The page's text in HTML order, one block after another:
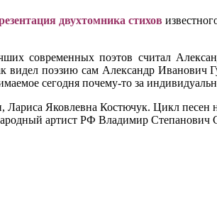
двухтомника стихов
современных поэтов считал
видел поэзию сам Александр Иванович
сегодня почему-то за
Яковлевна Костючук. Цикл песен
артист РФ Владимир Степанович